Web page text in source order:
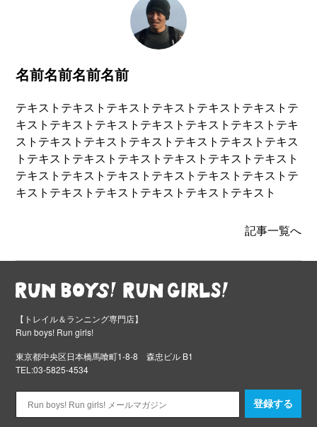
名前名前名前名前
テキストテキストテキストテキストテキストテキストテ
キストテキストテキストテキストテキストテキストテキ
ストテキストテキストテキストテキストテキストテキス
トテキストテキストテキストテキストテキストテキスト
テキストテキストテキストテキストテキストテキストテ
キストテキストテキストテキストテキストテキスト
記事一覧へ
【トレイル＆ランニング専門店】
Run boys! Run girls!
東京都中央区日本橋馬喰町1-8-8 森忠ビル B1
TEL:03-5825-4534
登録する